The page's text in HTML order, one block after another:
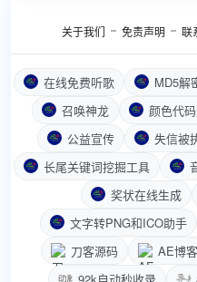
关于我们 免责声明 联
在线免费听歌 MD5解
召唤神龙
颜色代
公益宣传
失信被
长尾关键词挖掘工具
奖状在线生成
文字转PNG和ICO助手
刀客源码
AE博客